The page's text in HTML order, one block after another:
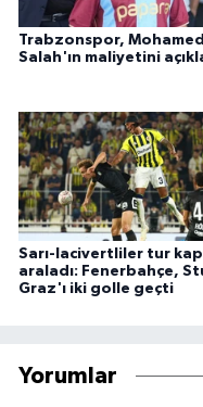
Trabzonspor, Mohamed
Salah'ın maliyetini
Sarı-lacivertliler tur
araladı: Fenerbahçe,
Graz'ı iki golle geçti
Yorumlar